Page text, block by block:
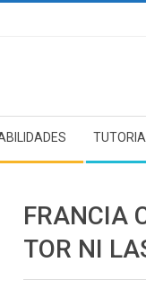
FRANCIA
TOR NI